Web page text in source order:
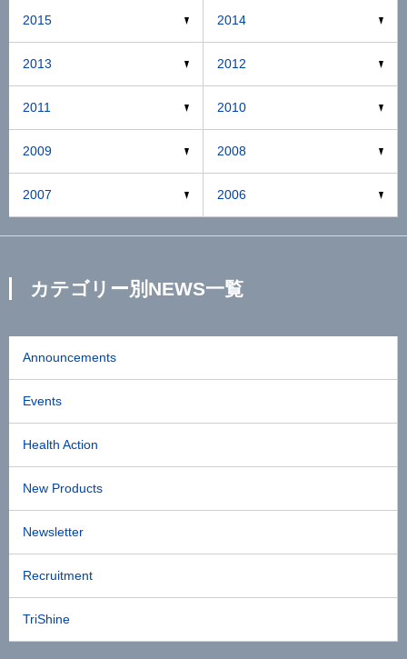
2015 2014
2013 2012
2011 2010
2009 2008
2007 2006
カテゴリー別NEWS一覧
Announcements
Events
Health Action
New Products
Newsletter
Recruitment
TriShine